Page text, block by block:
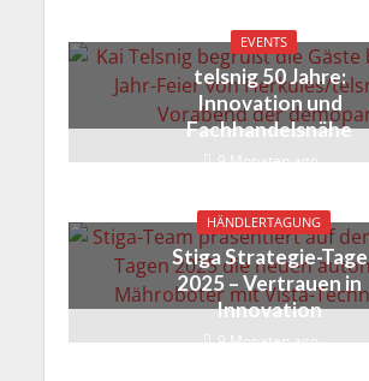
EVENTS
telsnig 50 Jahre:
Innovation und
Fachhandelsnähe
9 Monaten ago
HÄNDLERTAGUNG
Stiga Strategie-Tage
2025 – Vertrauen in
Innovation
9 Monaten ago